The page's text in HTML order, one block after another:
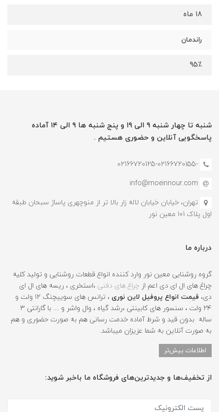
۱۸ ماه
راندمان
۹۵٪
شنبه تا چهار شنبه ۹ الی ۱۹ و پنج شنبه ها ۹ الی ۱۴ آماده
پاسخگویی آنلاین و حضوری هستیم .
-02166720125-02166720155
info@moeinnour.com
تهران، خیابان خیابان لاله زار بالا تر از منوچهری پاساژ سبحان طبقه
اول پلاک ۱۰1 معین نور
درباره ما
گروه روشنایی معین نور وارد کننده انواع قطعات روشنایی و تولید کلیه
چراغ های ال ای دی اعم از چراغ های دفنی ،استخری ، ریسه های ال ای
دی، قیمت انواع پروفیل لاین نوری
، ترانس های سوییچنگ ۱۲ ولت و
۲۴ ولت ، سنسور های کابینتی ،رشد گیاه ، وال واشر و .... با گارانتی ۳
ساله بدون قید و شرط آماده خدمت رسانی هم به صورت حضوری و هم
به صورت آنلاین به شما عزیزان میباشد.
اطلاعات بیش‌تر
از تخفیف‌ها و جدیدترین‌های فروشگاه ما باخبر شوید: